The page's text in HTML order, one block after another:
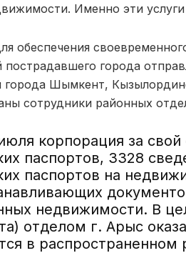
Именно эти
обеспечения
пострадавшего города
города Шымкент,
сотрудники районных
корпорация за
паспортов, 3328
паспортов на
недвижимости. В
отделом г. Арыс
в распространенном